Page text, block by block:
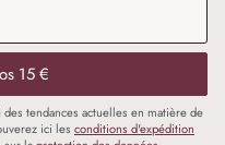
15 €
tendances actuelles en matière de
ici les conditions d'expédition